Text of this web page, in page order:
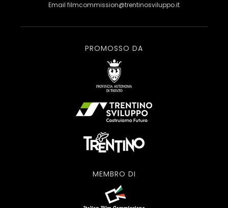
Email filmcommission@trentinosviluppo.it
PROMOSSO DA
MEMBRO DI